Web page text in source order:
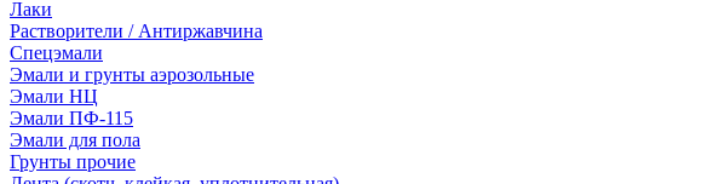
Лаки
Растворители / Антиржавчина
Спецэмали
Эмали и грунты аэрозольные
Эмали НЦ
Эмали ПФ-115
Эмали для пола
Грунты прочие